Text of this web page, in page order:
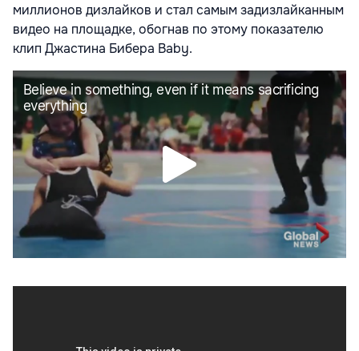
миллионов дизлайков и стал самым задизлайканным
видео на площадке, обогнав по этому показателю
клип Джастина Бибера Baby.